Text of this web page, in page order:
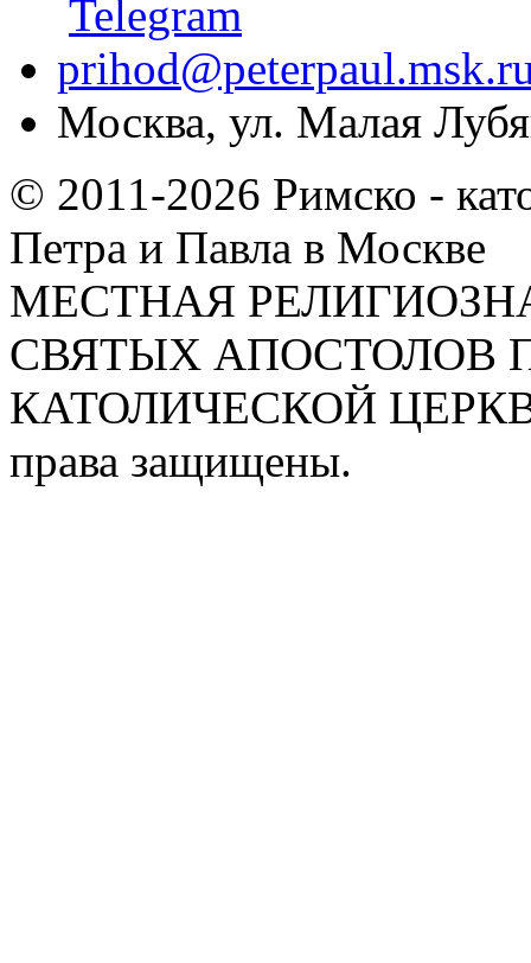
Москва, ул. Малая
© 2011-2026 Римско -
Петра и Павла в Москве
МЕСТНАЯ
СВЯТЫХ АПОСТОЛОВ
КАТОЛИЧЕСКОЙ
права защищены.